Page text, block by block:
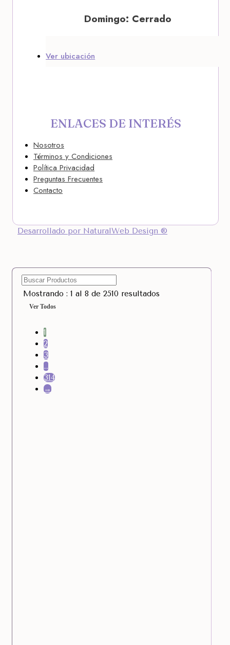
Domingo: Cerrado
Ver ubicación
ENLACES DE INTERÉS
Nosotros
Términos y Condiciones
Política Privacidad
Preguntas Frecuentes
Contacto
Desarrollado por NaturalWeb Design ®
Mostrando : 1 al 8 de 2510 resultados
Ver Todos
1
2
3
…
314
→